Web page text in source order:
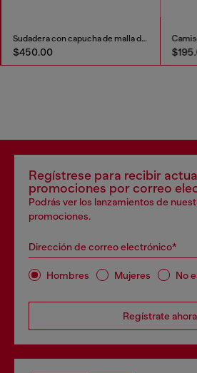
Sudadera con capucha de malla de algodón texturizada
$450.00
Regístrese para recibir
promociones por correo
Podrás ver los lanzamientos de
promociones.
Dirección de correo electrónico*
Hombres Mujeres No
Regístrate ahora